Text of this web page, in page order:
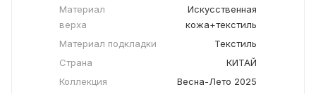
Материал
верха
Искусственная
кожа+текстиль
Материал подкладки
Текстиль
Страна
КИТАЙ
Коллекция
Весна-Лето 2025